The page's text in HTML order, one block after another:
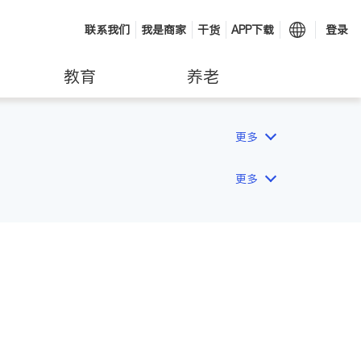
联系我们 我是商家 干货 APP下载 登录
教育 养老
更多
更多